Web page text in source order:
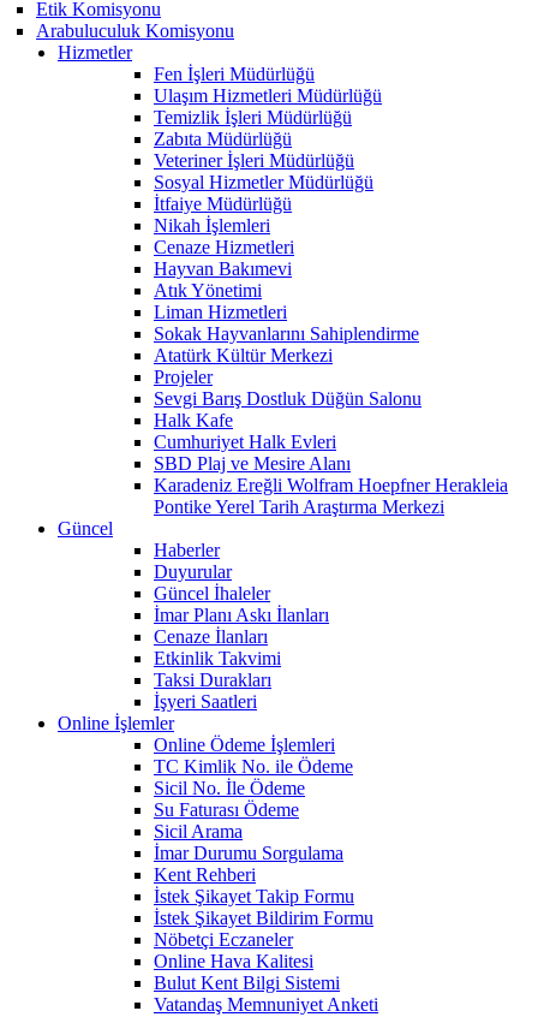
Etik Komisyonu
Arabuluculuk Komisyonu
Hizmetler
Fen İşleri Müdürlüğü
Ulaşım Hizmetleri Müdürlüğü
Temizlik İşleri Müdürlüğü
Zabıta Müdürlüğü
Veteriner İşleri Müdürlüğü
Sosyal Hizmetler Müdürlüğü
İtfaiye Müdürlüğü
Nikah İşlemleri
Cenaze Hizmetleri
Hayvan Bakımevi
Atık Yönetimi
Liman Hizmetleri
Sokak Hayvanlarını Sahiplendirme
Atatürk Kültür Merkezi
Projeler
Sevgi Barış Dostluk Düğün Salonu
Halk Kafe
Cumhuriyet Halk Evleri
SBD Plaj ve Mesire Alanı
Karadeniz Ereğli Wolfram Hoepfner Herakleia
Pontike Yerel Tarih Araştırma Merkezi
Güncel
Haberler
Duyurular
Güncel İhaleler
İmar Planı Askı İlanları
Cenaze İlanları
Etkinlik Takvimi
Taksi Durakları
İşyeri Saatleri
Online İşlemler
Online Ödeme İşlemleri
TC Kimlik No. ile Ödeme
Sicil No. İle Ödeme
Su Faturası Ödeme
Sicil Arama
İmar Durumu Sorgulama
Kent Rehberi
İstek Şikayet Takip Formu
İstek Şikayet Bildirim Formu
Nöbetçi Eczaneler
Online Hava Kalitesi
Bulut Kent Bilgi Sistemi
Vatandaş Memnuniyet Anketi